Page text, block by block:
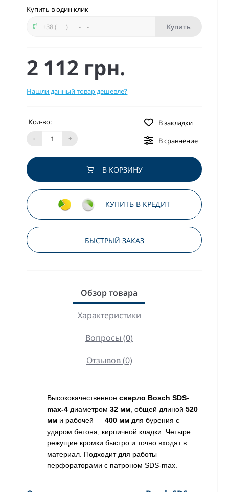
Купить в один клик
Купить
2 112 грн.
Нашли данный товар дешевле?
Кол-во:
-
+
В закладки
В сравнение
В КОРЗИНУ
КУПИТЬ В КРЕДИТ
БЫСТРЫЙ ЗАКАЗ
Обзор товара
Характеристики
Вопросы (0)
Отзывов (0)
Высококачественноесверло Bosch SDS-
max-4 диаметром32 мм , общей длиной520
мм и рабочей —400 мм для бурения с
ударом бетона, кирпичной кладки. Четыре
режущие кромки быстро и точно входят в
материал. Подходит для работы
перфораторами с патроном SDS-max.